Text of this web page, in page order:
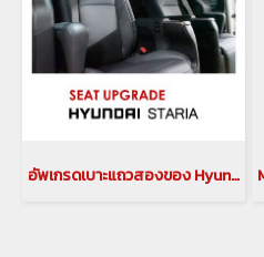
อัพเกรดเบาะแถวสองของ Hyundai staria